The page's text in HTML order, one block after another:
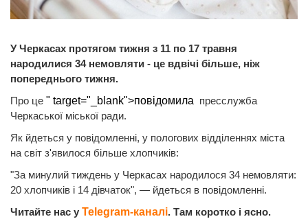
У Черкасах протягом тижня з 11 по 17 травня
народилися 34 немовляти - це вдвічі більше, ніж
попереднього тижня.
Про це " target="_blank">повідомила пресслужба
Черкаської міської ради.
Як йдеться у повідомленні, у пологових відділеннях міста
на світ з'явилося більше хлопчиків:
"За минулий тиждень у Черкасах народилося 34 немовляти:
20 хлопчиків і 14 дівчаток", — йдеться в повідомленні.
Читайте нас у Telegram-каналі. Там коротко і ясно.